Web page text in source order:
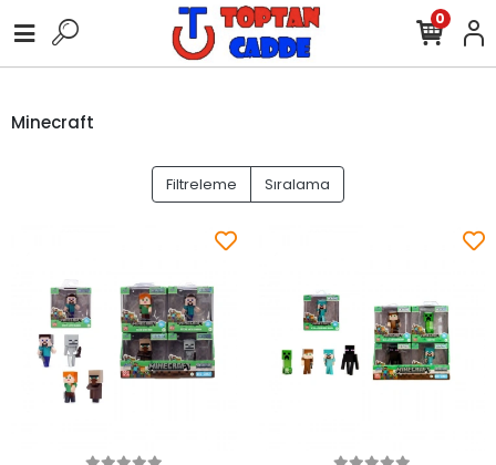
0
Minecraft
Filtreleme Sıralama